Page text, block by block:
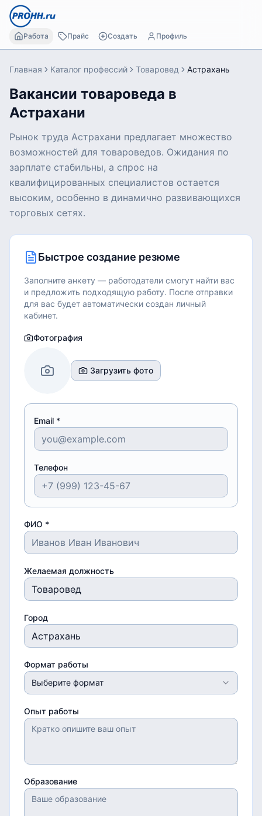
Работа Прайс Создать Профиль
Главная Каталог профессий Товаровед Астрахань
Вакансии товароведа в
Астрахани
Рынок труда Астрахани предлагает множество
возможностей для товароведов. Ожидания по
зарплате стабильны, а спрос на
квалифицированных специалистов остается
высоким, особенно в динамично развивающихся
торговых сетях.
Быстрое создание резюме
Заполните анкету — работодатели смогут найти вас
и предложить подходящую работу. После отправки
для вас будет автоматически создан личный
кабинет.
Фотография
Загрузить фото
Email *
Телефон
ФИО *
Желаемая должность
Город
Формат работы
Выберите формат
Опыт работы
Образование